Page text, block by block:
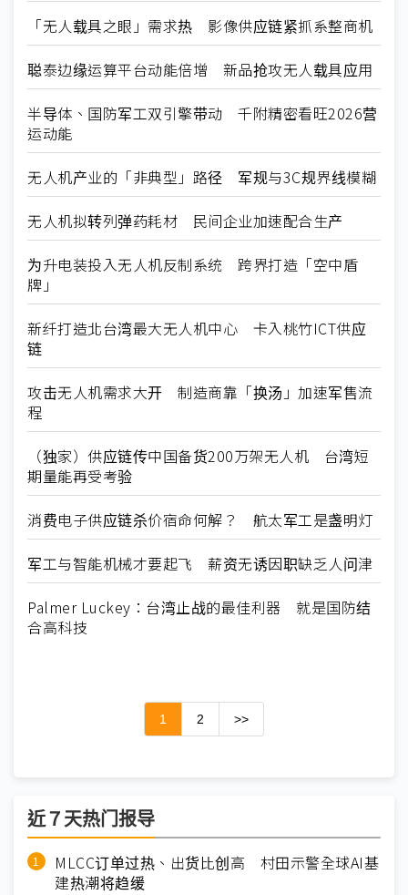
「无人载具之眼」需求热 影像供应链紧抓系整商机
聪泰边缘运算平台动能倍增 新品抢攻无人载具应用
半导体、国防军工双引擎带动 千附精密看旺2026营
运动能
无人机产业的「非典型」路径 军规与3C规界线模糊
无人机拟转列弹药耗材 民间企业加速配合生产
为升电装投入无人机反制系统 跨界打造「空中盾
牌」
新纤打造北台湾最大无人机中心 卡入桃竹ICT供应
链
攻击无人机需求大开 制造商靠「换汤」加速军售流
程
（独家）供应链传中国备货200万架无人机 台湾短
期量能再受考验
消费电子供应链杀价宿命何解？ 航太军工是盏明灯
军工与智能机械才要起飞 薪资无诱因职缺乏人问津
Palmer Luckey：台湾止战的最佳利器 就是国防结
合高科技
1 2 >>
近７天热门报导
MLCC订单过热、出货比创高 村田示警全球AI基
建热潮将趋缓